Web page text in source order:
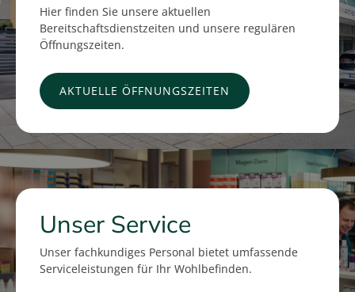
Hier finden Sie unsere aktuellen
Bereitschaftsdienstzeiten und unsere regulären
Öffnungszeiten.
AKTUELLE ÖFFNUNGSZEITEN
Unser Service
Unser fachkundiges Personal bietet umfassende
Serviceleistungen für Ihr Wohlbefinden.